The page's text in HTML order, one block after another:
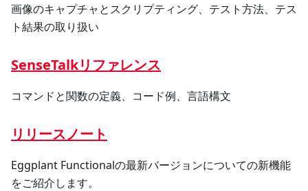
画像のキャプチャとスクリプティング、テスト方法、テス
ト結果の取り扱い
SenseTalkリファレンス
コマンドと関数の定義、コード例、言語構文
リリースノート
Eggplant Functionalの最新バージョンについての新機能
をご紹介します。